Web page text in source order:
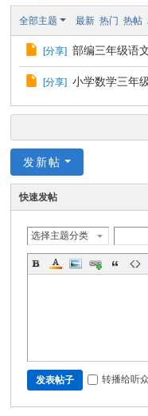
资
源
网
全部主题 最新 热门 热帖
[分享] 部编三年级语
[分享] 小学数学三年
发新帖
快速发帖
选择主题分类
发表帖子 转播给听众